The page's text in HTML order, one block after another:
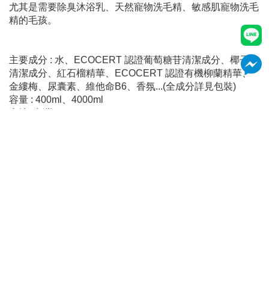
尤其是需要除臭沐浴乳、天然寵物洗毛精、敏感肌寵物洗毛
精的毛孩。
主要成分 : 水、ECOCERT 認證葡萄糖苷清潔成分、椰子油
清潔成分、紅石榴精華、ECOCERT 認證有機柳蘭精華、
金縷梅、尿囊素、維他命B6、香氛...(全成分詳見包裝)
容量 : 400ml、4000ml